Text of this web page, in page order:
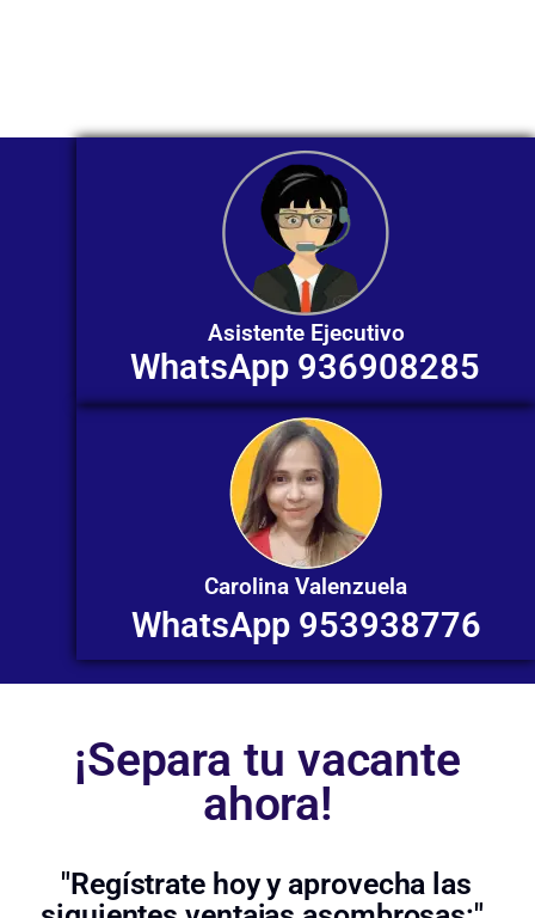
Asistente Ejecutivo
WhatsApp 936908285
Carolina Valenzuela
WhatsApp 953938776
¡Separa tu vacante
ahora!
"Regístrate hoy y aprovecha las